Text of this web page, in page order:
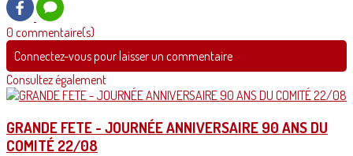
0 commentaire(s)
Connectez-vous pour laisser un commentaire
Consultez également
GRANDE FETE - JOURNÉE ANNIVERSAIRE 90 ANS DU
COMITÉ 22/08